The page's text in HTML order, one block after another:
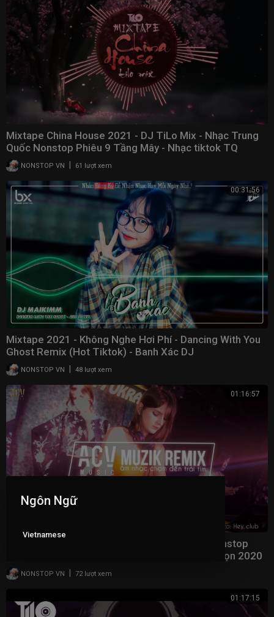
Mixtape China House 2021 - DJ TiLo Mix - Nhạc Trung
Quốc Nonstop Phiêu 9 Tầng Mây - Nhạc tiktok TQ
NONSTOP VN 61 lượt xem
00:31:56
Mixtape 2021 - Không Nghe Hơi Phí - Dancing With You
Ghost Remix (Hot Tiktok) - Banh Xác DJ
NONSTOP VN 48 lượt xem
01:16:57
Nhạc Trẻ Remix 8X 9X Hay Nhất Hiện Nay - Nonstop
2020 Vinahouse - Lk Nhạc Trẻ Remix Tuyển Chọn 2020
NONSTOP VN 72 lượt xem
01:17:15
Ngôn Ngữ
Vietnamese